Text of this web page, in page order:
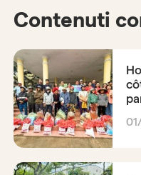
Contenuti